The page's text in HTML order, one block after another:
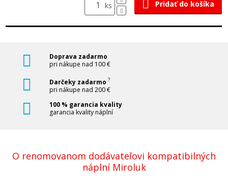
ks Pridať do košíka
Doprava zadarmo
pri nákupe nad 100 €
Darčeky zadarmo ?
pri nákupe nad 200 €
100 % garancia kvality
garancia kvality náplní
O renomovanom dodávateľovi kompatibilných
náplní Miroluk